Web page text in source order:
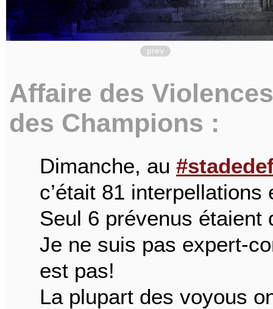
prev
Affaire des
des Champions :
Dimanche, au
c’était 81
Seul 6 prévenus étaient
Je ne suis pas expert-
est pas!
La plupart des voyous